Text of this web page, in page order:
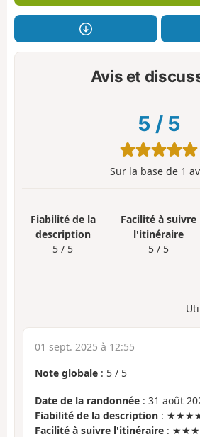
Avis et
5 / 5
Sur la base de 1
Fiabilité de la
description
5 / 5
Facilité à suivre
l'itinéraire
5 / 5
01 sept. 2025 à 12:55
Note globale : 5 / 5
Date de la randonnée : 31 août
Fiabilité de la description :
Facilité à suivre l'itinéraire :